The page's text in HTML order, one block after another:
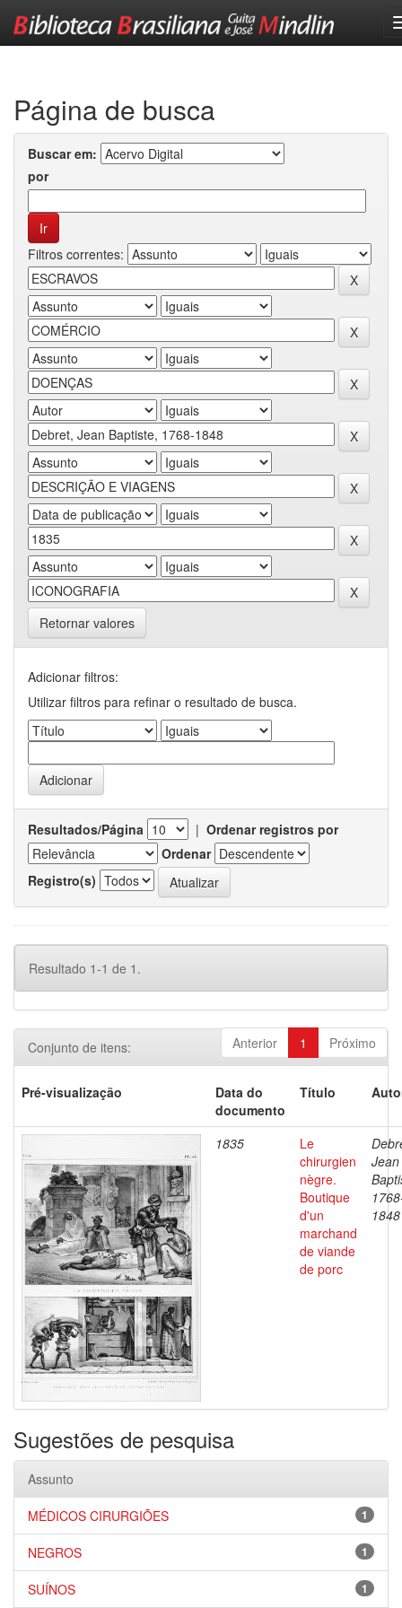
Página de busca
Buscar em:
por
Filtros correntes:
Retornar valores
Adicionar filtros:
Utilizar filtros para refinar o resultado de busca.
Resultados/Página | Ordenar registros por
Ordenar
Registro(s)
Resultado 1-1 de 1.
Anterior 1 Próximo
Conjunto de itens:
Pré-visualização
Data do
documento
Título
1835
Le
chirurgien
nègre.
Boutique
d'un
marchand
de viande
de porc
Jean
1848
Sugestões de pesquisa
Assunto
1
MÉDICOS CIRURGIÕES
1
NEGROS
1
SUÍNOS